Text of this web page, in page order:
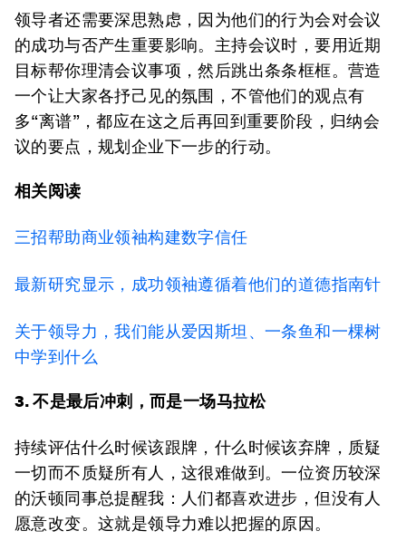
领导者还需要深思熟虑，因为他们的行为会对会议
的成功与否产生重要影响。主持会议时，要用近期
目标帮你理清会议事项，然后跳出条条框框。营造
一个让大家各抒己见的氛围，不管他们的观点有
多“离谱”，都应在这之后再回到重要阶段，归纳会
议的要点，规划企业下一步的行动。
相关阅读
三招帮助商业领袖构建数字信任
最新研究显示，成功领袖遵循着他们的道德指南针
关于领导力，我们能从爱因斯坦、一条鱼和一棵树
中学到什么
3. 不是最后冲刺，而是一场马拉松
持续评估什么时候该跟牌，什么时候该弃牌，质疑
一切而不质疑所有人，这很难做到。一位资历较深
的沃顿同事总提醒我：人们都喜欢进步，但没有人
愿意改变。这就是领导力难以把握的原因。